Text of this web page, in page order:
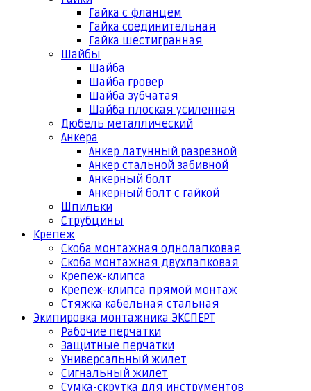
Гайка с фланцем
Гайка соединительная
Гайка шестигранная
Шайбы
Шайба
Шайба гровер
Шайба зубчатая
Шайба плоская усиленная
Дюбель металлический
Анкера
Анкер латунный разрезной
Анкер стальной забивной
Анкерный болт
Анкерный болт с гайкой
Шпильки
Струбцины
Крепеж
Скоба монтажная однолапковая
Скоба монтажная двухлапковая
Крепеж-клипса
Крепеж-клипса прямой монтаж
Стяжка кабельная стальная
Экипировка монтажника ЭКСПЕРТ
Рабочие перчатки
Защитные перчатки
Универсальный жилет
Сигнальный жилет
Сумка-скрутка для инструментов